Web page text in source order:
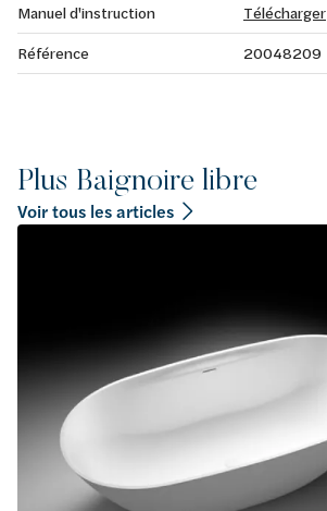
Manuel d'instruction
Télécharger
Référence
20048209
Plus Baignoire libre
Voir tous les articles